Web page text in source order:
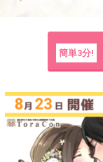
簡単3分!